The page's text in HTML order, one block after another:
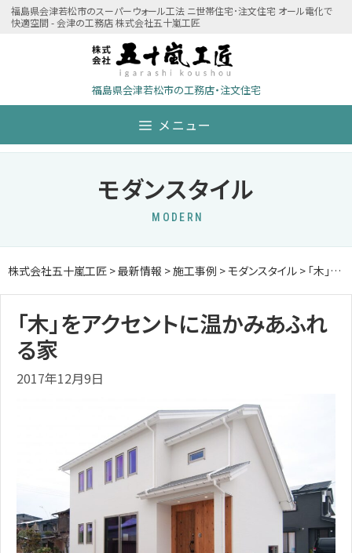
Skip福島県会津若松市のスーパーウォール工法 ニ世帯住宅･注文住宅 オール電化で
快適空間 - 会津の工務店 株式会社五十嵐工匠
福島県会津若松市の工務店・注文住宅
メニュー
モダンスタイル
MODERN
株式会社五十嵐工匠 >最新情報 >施工事例 >モダンスタイル > 「木」をアクセントに温かみあふれる家
「木」をアクセントに温かみあふれ
る家
2017年12月9日